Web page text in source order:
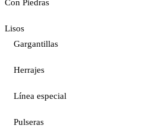
Con Piedras
Lisos
Gargantillas
Herrajes
Línea especial
Pulseras